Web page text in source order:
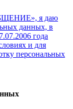
я даю
данных, в
года
и для
персональных